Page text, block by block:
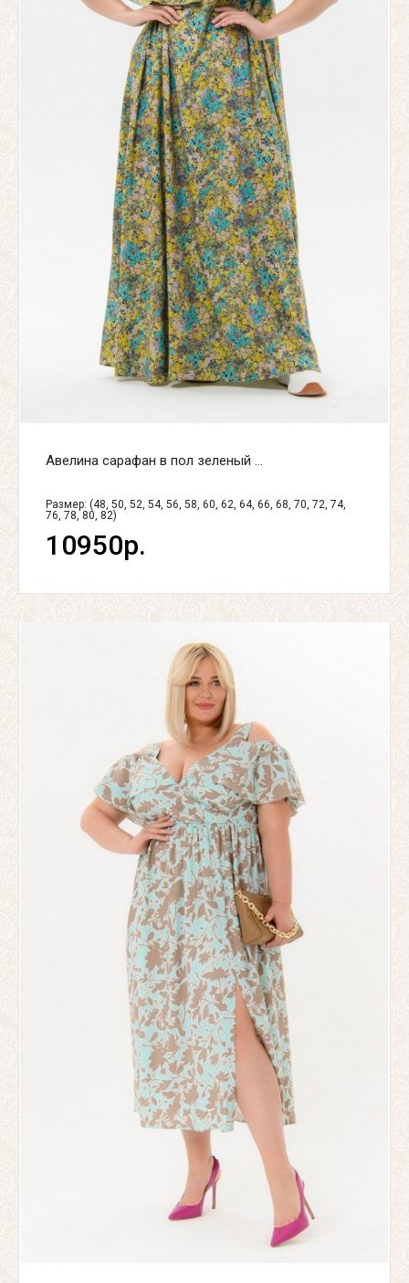
Авелина сарафан в пол зеленый ...
Размер: (48, 50, 52, 54, 56, 58, 60, 62, 64, 66, 68, 70, 72, 74,
76, 78, 80, 82)
10950р.